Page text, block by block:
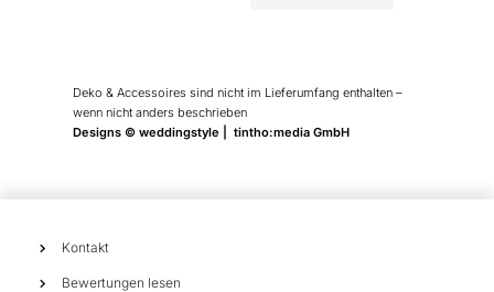
Deko & Accessoires sind nicht im Lieferumfang enthalten –
wenn nicht anders beschrieben
Designs © weddingstyle | tintho:media GmbH
Kontakt
Bewertungen lesen